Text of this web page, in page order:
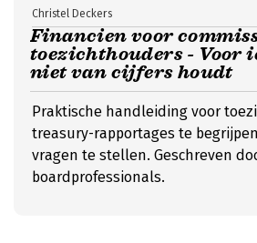
Financien voor
toezichthouders - Voor
niet van cijfers houdt
Christel Deckers
Praktische handleiding voor
treasury-rapportages te
vragen te stellen. Geschreven
boardprofessionals.